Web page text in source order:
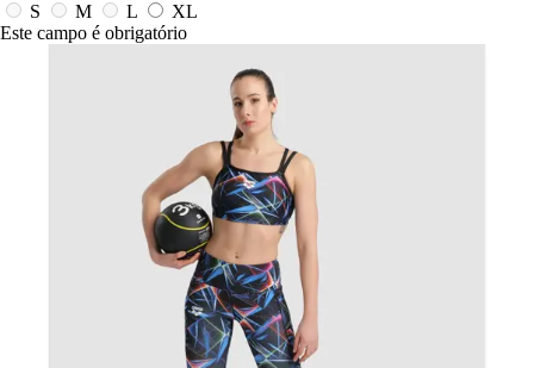
S
M L
XL
Este campo é obrigatório